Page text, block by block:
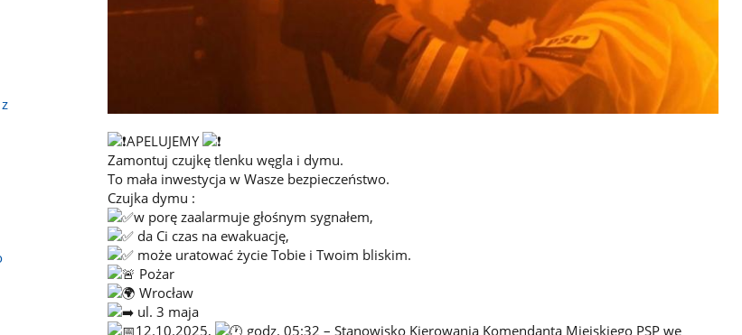
APELUJEMY
Zamontuj czujkę tlenku węgla i dymu.
To mała inwestycja w Wasze bezpieczeństwo.
Czujka dymu :
w porę zaalarmuje głośnym sygnałem,
da Ci czas na ewakuację,
może uratować życie Tobie i Twoim bliskim.
Pożar
Wrocław
ul. 3 maja
12.10.2025,
godz. 05:32 – Stanowisko Kierowania Komendanta Miejskiego PSP we